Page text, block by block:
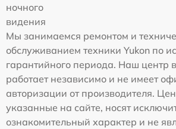
ночного
видения
Мы занимаемся ремонтом и
обслуживанием техники Yukon по
гарантийного периода. Наш центр
работает независимо и не имеет
авторизации от производителя.
указанные на сайте, носят
ознакомительный характер и не